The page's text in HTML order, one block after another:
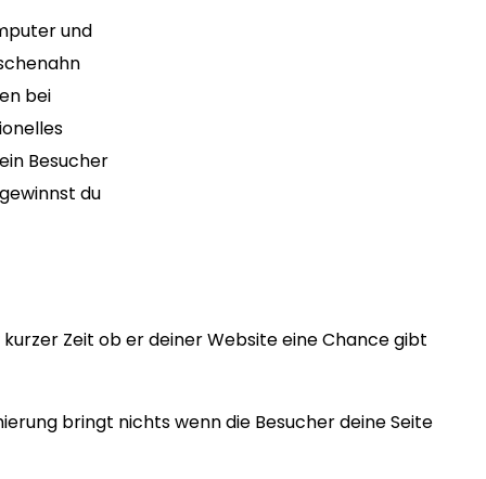
und
bei
Besucher
du
Zeit ob er deiner Website eine Chance gibt
bringt nichts wenn die Besucher deine Seite